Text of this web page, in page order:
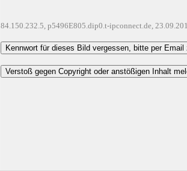
84.150.232.5, p5496E805.dip0.t-ipconnect.de,